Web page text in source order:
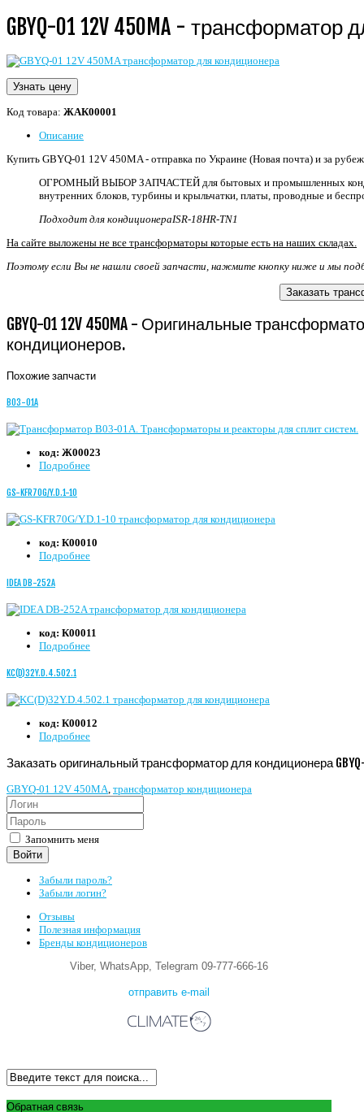
GBYQ-01 12V 450MA - трансформатор
Узнать цену
Код товара: ЖАК00001
Описание
Купить GBYQ-01 12V 450MA - отправка по Украине (Новая почта) и за рубеж
ОГРОМНЫЙ ВЫБОР ЗАПЧАСТЕЙ для бытовых и промышленных
внутренних блоков, турбины и крыльчатки, платы, проводные и
Подходит для кондиционераISR-18HR-TN1
На сайте выложены не все трансформаторы которые есть на наших складах.
Поэтому если Вы не нашли своей запчасти, нажмите кнопку ниже и мы
Заказать
GBYQ-01 12V 450MA - Оригинальные
кондиционеров.
Похожие запчасти
B03-01A
код: Ж00023
Подробнее
GS-KFR70G/Y.D.1-10
код: К00010
Подробнее
IDEA DB-252A
код: К00011
Подробнее
KC(D)32Y.D.4.502.1
код: К00012
Подробнее
Заказать оригинальный трансформатор для кондиционера
GBYQ-01 12V 450MA, трансформатор кондиционера
Запомнить меня
Войти
Забыли пароль?
Забыли логин?
Отзывы
Полезная информация
Бренды кондиционеров
Viber, WhatsApp, Telegram 09-777-666-16
отправить e-mail
Обратная связь